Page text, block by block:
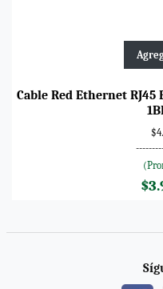
Cable Red Ethernet RJ45